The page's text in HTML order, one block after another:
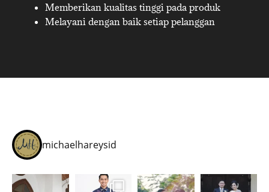
Memberikan kualitas tinggi pada produk
Melayani dengan baik setiap pelanggan
michaelhareysid